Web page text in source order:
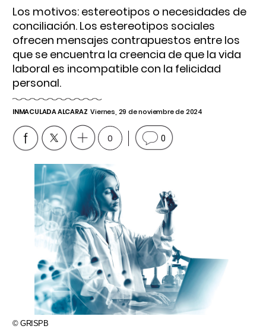
Los motivos: estereotipos o necesidades de
conciliación. Los estereotipos sociales
ofrecen mensajes contrapuestos entre los
que se encuentra la creencia de que la vida
laboral es incompatible con la felicidad
personal.
INMACULADA ALCARAZ Viernes, 29 de noviembre de 2024
0 0
© GRISPB